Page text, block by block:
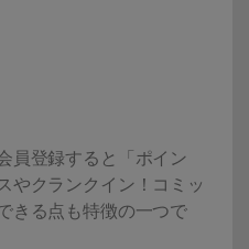
員登録すると「ポイン
やクランクイン！コミッ
きる点も特徴の一つで